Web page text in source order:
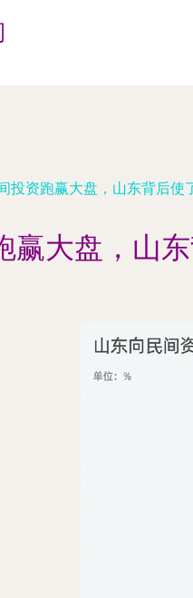
投资跑赢大盘，山东背后
赢大盘，山